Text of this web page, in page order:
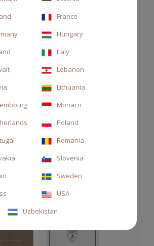
105,00 €
France
Hungary
Italy
Lebanon
Lithuania
Monaco
Poland
Romania
Slovenia
Sweden
USA
Uzbekistan